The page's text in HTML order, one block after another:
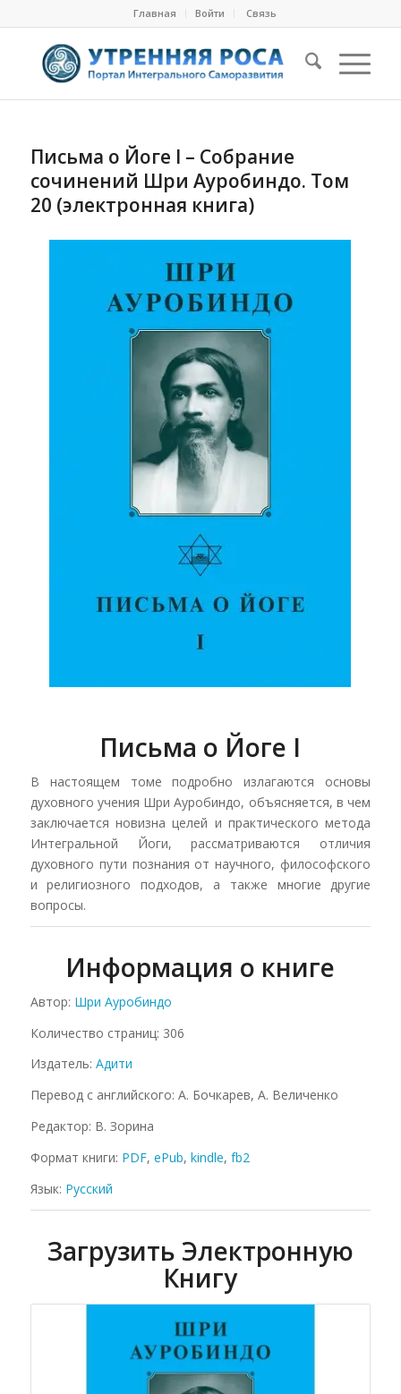
Главная Войти Cвязь
Письма о Йоге I – Собрание
сочинений Шри Ауробиндо. Том
20 (электронная книга)
Письма о Йоге I
В настоящем томе подробно излагаются основы
духовного учения Шри Ауробиндо, объясняется, в чем
заключается новизна целей и практического метода
Интегральной Йоги, рассматриваются отличия
духовного пути познания от научного, философского
и религиозного подходов, а также многие другие
вопросы.
Информация о книге
Автор: Шри Ауробиндо
Количество страниц: 306
Издатель: Адити
Перевод с английского: А. Бочкарев, А. Величенко
Редактор: В. Зорина
Формат книги: PDF, ePub, kindle, fb2
Язык: Русский
Загрузить Электронную
Книгу